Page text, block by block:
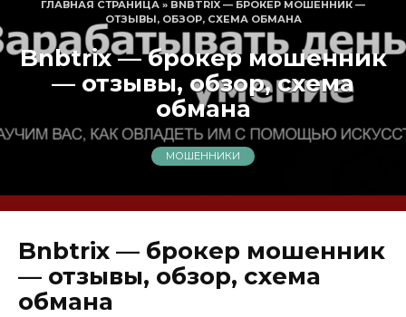
ГЛАВНАЯ СТРАНИЦА » BNBTRIX — БРОКЕР МОШЕННИК —
ОТЗЫВЫ, ОБЗОР, СХЕМА ОБМАНА
Bnbtrix — брокер мошенник
— отзывы, обзор, схема
обмана
МОШЕННИКИ
Bnbtrix — брокер мошенник
— отзывы, обзор, схема
обмана